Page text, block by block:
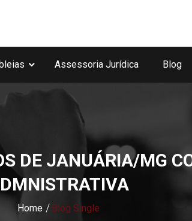
Assessoria Jurídica Blog
DE JANUÁRIA/MG
Home Blog Single